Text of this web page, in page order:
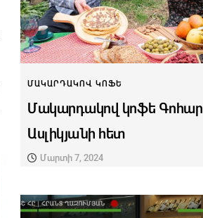
ՄԱԿԱՐԴԱԿՈՎ ԿՈՖԵ
Մակարդակով կոֆե Գոհար
Ասլիկյանի հետ
Մարտի 7, 2024